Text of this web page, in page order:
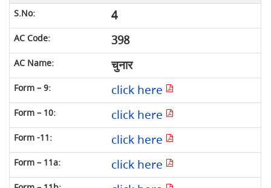
4
398
चुनार
click here
click here
click here
click here